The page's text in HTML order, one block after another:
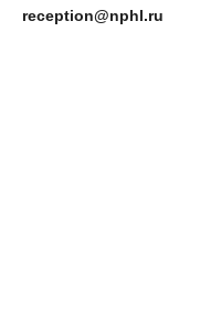
reception@nphl.ru